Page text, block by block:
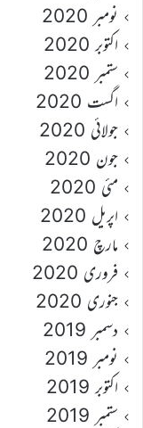
نومبر 2020
اکتوبر 2020
ستمبر 2020
اگست 2020
جولائی 2020
جون 2020
مئی 2020
اپریل 2020
مارچ 2020
فروری 2020
جنوری 2020
دسمبر 2019
نومبر 2019
اکتوبر 2019
ستمبر 2019